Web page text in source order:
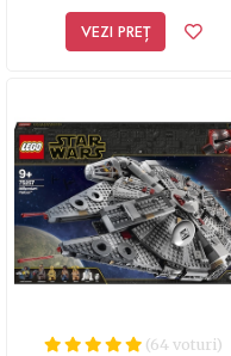
VEZI PREȚ
(64 voturi)